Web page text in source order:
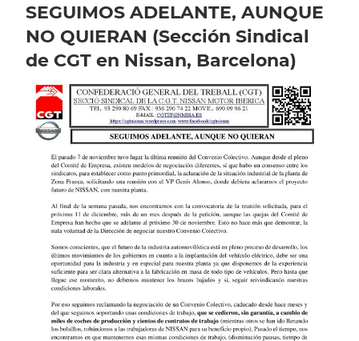
SEGUIMOS ADELANTE, AUNQUE
NO QUIERAN (Sección Sindical
de CGT en Nissan, Barcelona)